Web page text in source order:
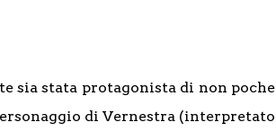
sia stata protagonista di non poche
di Vernestra (interpretato